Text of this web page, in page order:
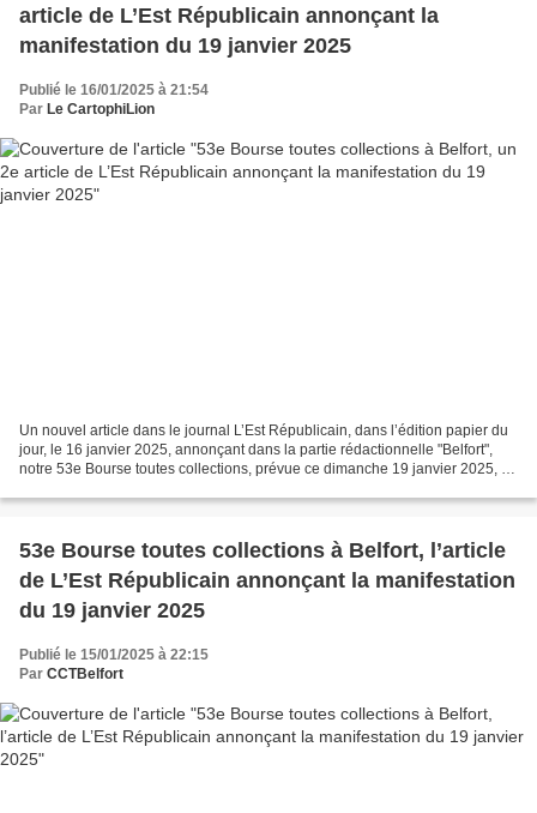
article de L’Est Républicain annonçant la
manifestation du 19 janvier 2025
Publié le 16/01/2025 à 21:54
Par Le CartophiLion
Un nouvel article dans le journal L’Est Républicain, dans l’édition papier du
jour, le 16 janvier 2025, annonçant dans la partie rédactionnelle "Belfort",
notre 53e Bourse toutes collections, prévue ce dimanche 19 janvier 2025, à
53e Bourse toutes collections à Belfort, l’article
de L’Est Républicain annonçant la manifestation
du 19 janvier 2025
Publié le 15/01/2025 à 22:15
Par CCTBelfort